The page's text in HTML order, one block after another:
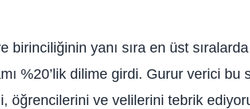
yanı sıra en üst sıralarda
%20’lik dilime girdi. Gurur verici bu
öğrencilerini ve velilerini tebrik